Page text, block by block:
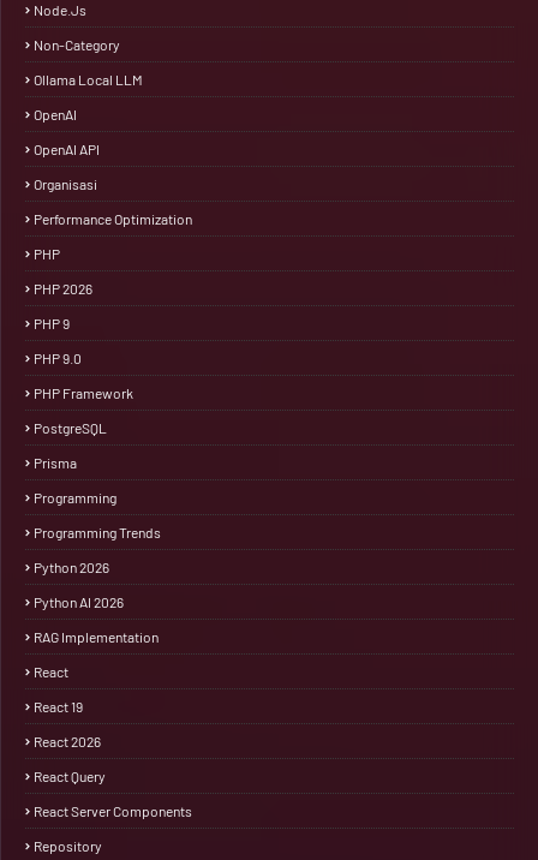
Node.js
Non-Category
Ollama Local LLM
OpenAI
OpenAI API
Organisasi
Performance Optimization
PHP
PHP 2026
PHP 9
PHP 9.0
PHP Framework
PostgreSQL
Prisma
Programming
Programming Trends
Python 2026
Python AI 2026
RAG Implementation
React
React 19
React 2026
React Query
React Server Components
Repository